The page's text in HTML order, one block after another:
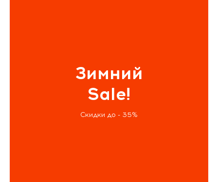
Зимний
Sale!
Скидки до - 35%